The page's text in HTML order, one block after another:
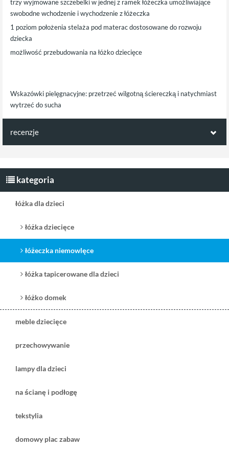
trzy wyjmowane szczebelki w jednej z ramek łóżeczka umożliwiające
swobodne wchodzenie i wychodzenie z łóżeczka
1 poziom położenia stelaża pod materac dostosowane do rozwoju
dziecka
możliwość przebudowania na łóżko dziecięce
Wskazówki pielęgnacyjne: przetrzeć wilgotną ściereczką i natychmiast
wytrzeć do sucha
recenzje
Napisz pierwszą recenzję jako klient!
kategoria
łóżka dla dzieci
łóżka dziecięce
łóżeczka niemowlęce
łóżka tapicerowane dla dzieci
łóżko domek
meble dziecięce
przechowywanie
lampy dla dzieci
na ścianę i podłogę
tekstylia
domowy plac zabaw